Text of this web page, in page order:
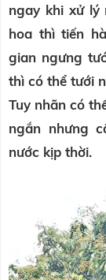
ngay khi xử lý
hoa thì tiến
gian ngưng
thì có thể tưới
Tuy nhãn có
ngắn nhưng
nước kịp thời.